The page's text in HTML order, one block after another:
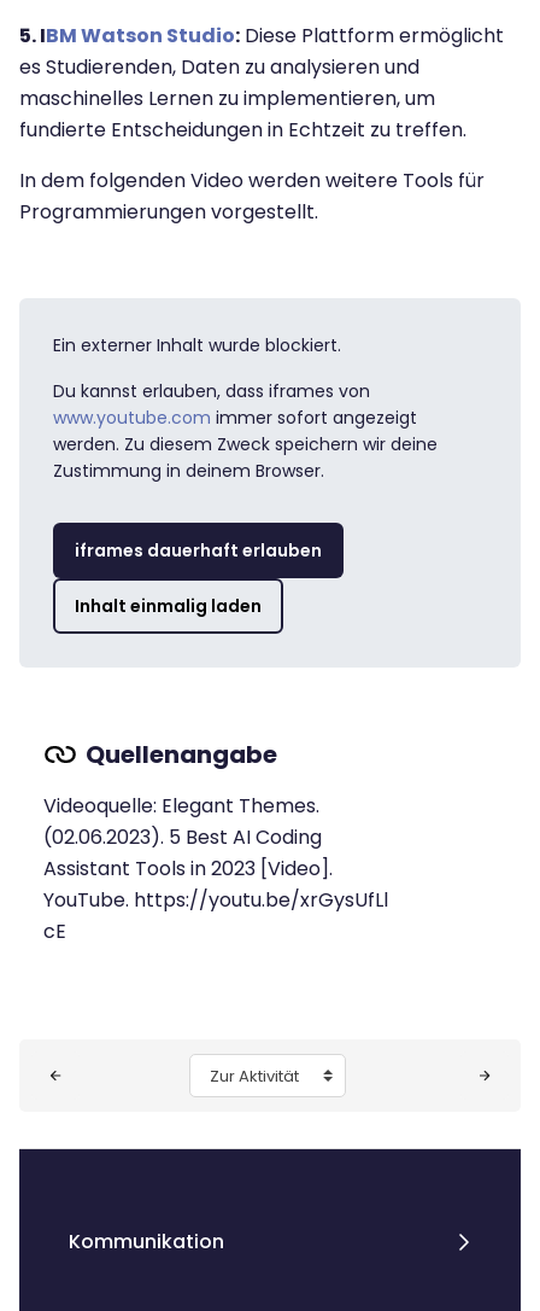
5. IBM Watson Studio: Diese Plattform ermöglicht
es Studierenden, Daten zu analysieren und
maschinelles Lernen zu implementieren, um
fundierte Entscheidungen in Echtzeit zu treffen.
In dem folgenden Video werden weitere Tools für
Programmierungen vorgestellt.
Ein externer Inhalt wurde blockiert.
Du kannst erlauben, dass iframes von
www.youtube.com immer sofort angezeigt
werden. Zu diesem Zweck speichern wir deine
Zustimmung in deinem Browser.
iframes dauerhaft erlauben
Inhalt einmalig laden
Videoquelle: Elegant Themes.
(02.06.2023). 5 Best AI Coding
Assistant Tools in 2023 [Video].
YouTube. https://youtu.be/xrGysUfLl
cE
Zur Aktivität
Kommunikation